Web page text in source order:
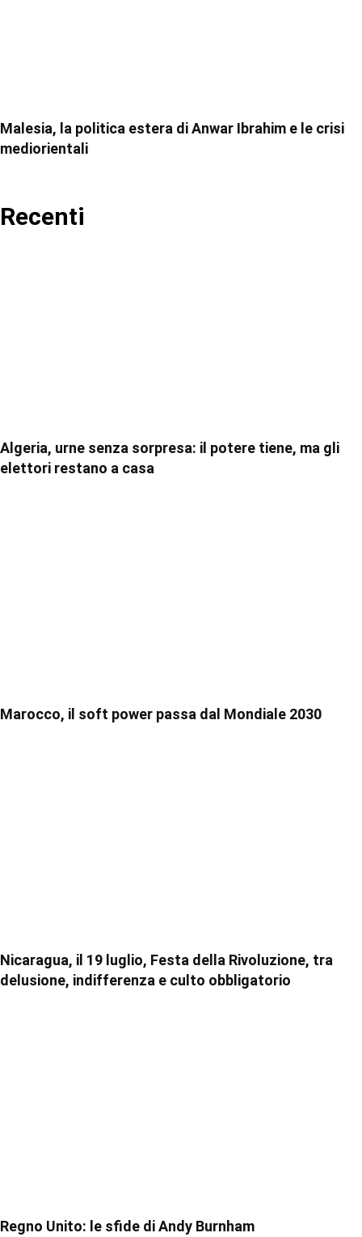
Malesia, la politica estera di Anwar Ibrahim e le crisi
mediorientali
Recenti
Algeria, urne senza sorpresa: il potere tiene, ma gli
elettori restano a casa
Marocco, il soft power passa dal Mondiale 2030
Nicaragua, il 19 luglio, Festa della Rivoluzione, tra
delusione, indifferenza e culto obbligatorio
Regno Unito: le sfide di Andy Burnham